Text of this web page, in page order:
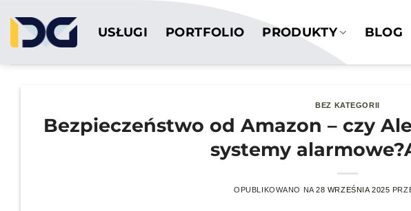
zawartości
USŁUGI PORTFOLIO PRODUKTY BLOG
BEZ KATEGORII
Bezpieczeństwo od Amazon – czy
systemy
OPUBLIKOWANO NA28 WRZEŚNIA 2025